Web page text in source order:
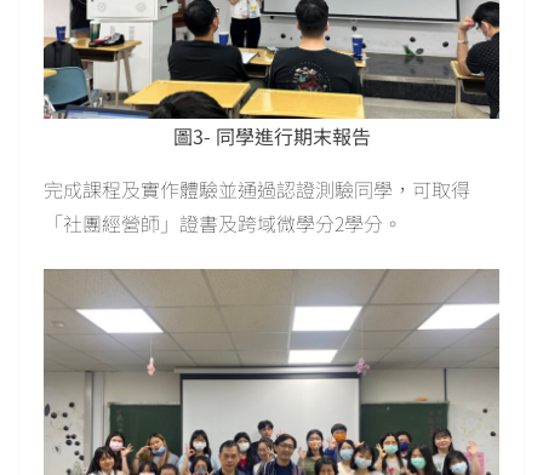
圖3- 同學進行期末報告
完成課程及實作體驗並通過認證測驗同學，可取得
「社團經營師」證書及跨域微學分2學分。